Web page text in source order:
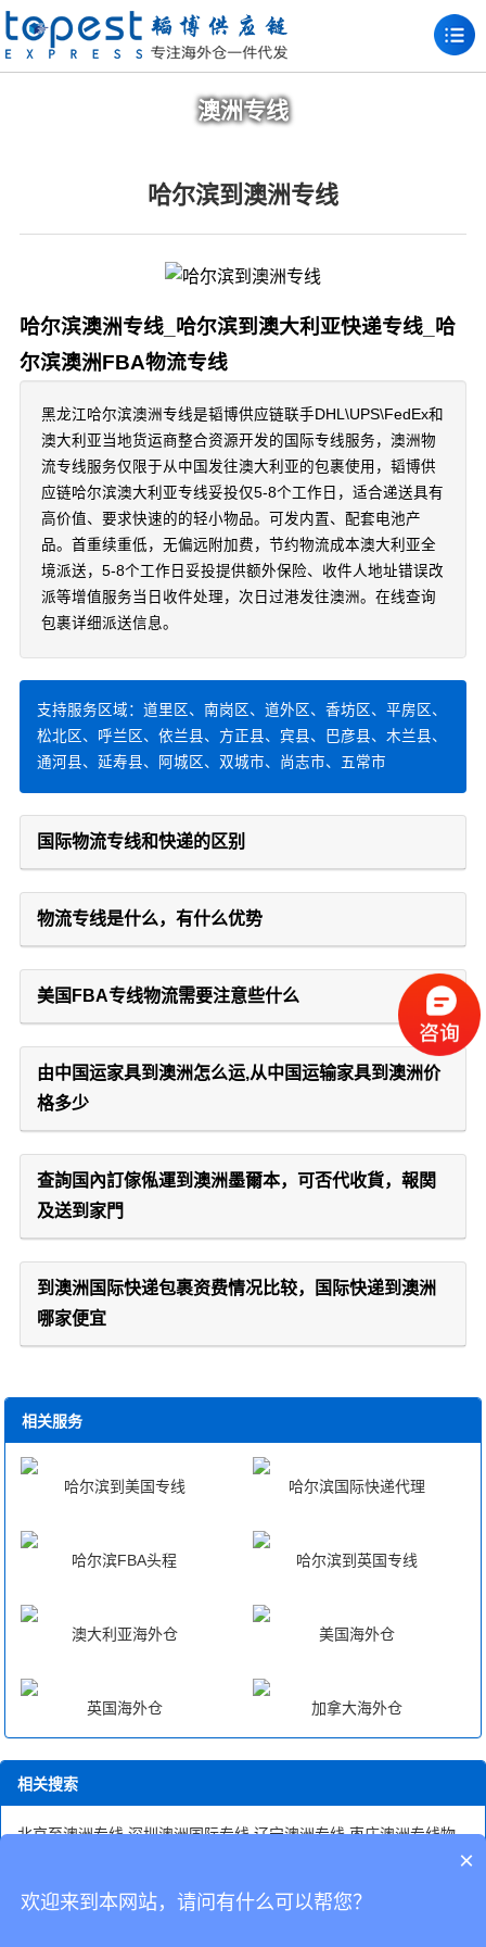
澳洲专线
哈尔滨到澳洲专线
哈尔滨澳洲专线_哈尔滨到澳大利亚快递专线_哈
尔滨澳洲FBA物流专线
黑龙江哈尔滨澳洲专线是韬博供应链联手DHL\UPS\FedEx和
澳大利亚当地货运商整合资源开发的国际专线服务，澳洲物
流专线服务仅限于从中国发往澳大利亚的包裹使用，韬博供
应链哈尔滨澳大利亚专线妥投仅5-8个工作日，适合递送具有
高价值、要求快速的的轻小物品。可发内置、配套电池产
品。首重续重低，无偏远附加费，节约物流成本澳大利亚全
境派送，5-8个工作日妥投提供额外保险、收件人地址错误改
派等增值服务当日收件处理，次日过港发往澳洲。在线查询
包裹详细派送信息。
支持服务区域：道里区、南岗区、道外区、香坊区、平房区、
松北区、呼兰区、依兰县、方正县、宾县、巴彦县、木兰县、
通河县、延寿县、阿城区、双城市、尚志市、五常市
国际物流专线和快递的区别
物流专线是什么，有什么优势
美国FBA专线物流需要注意些什么
由中国运家具到澳洲怎么运,从中国运输家具到澳洲价
格多少
查詢国內訂傢俬運到澳洲墨爾本，可否代收貨，報関
及送到家門
到澳洲国际快递包裹资费情况比较，国际快递到澳洲
哪家便宜
相关服务
哈尔滨到美国专线 哈尔滨国际快递代理
哈尔滨FBA头程 哈尔滨到英国专线
澳大利亚海外仓 美国海外仓
英国海外仓 加拿大海外仓
相关搜索
北京至澳洲专线 深圳澳洲国际专线 辽宁澳洲专线 枣庄澳洲专线物
×
欢迎来到本网站，请问有什么可以帮您？